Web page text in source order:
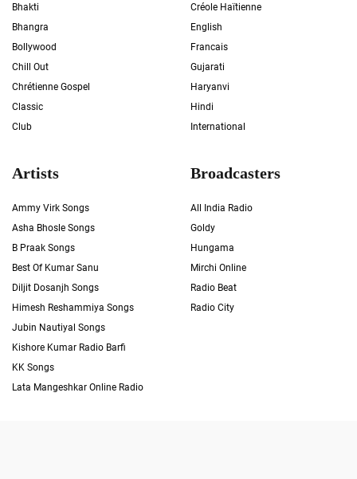
Bhakti
Bhangra
Bollywood
Chill Out
Chrétienne Gospel
Classic
Club
Créole Haïtienne
English
Francais
Gujarati
Haryanvi
Hindi
International
Artists
Ammy Virk Songs
Asha Bhosle Songs
B Praak Songs
Best Of Kumar Sanu
Diljit Dosanjh Songs
Himesh Reshammiya Songs
Jubin Nautiyal Songs
Kishore Kumar Radio Barfi
KK Songs
Lata Mangeshkar Online Radio
Broadcasters
All India Radio
Goldy
Hungama
Mirchi Online
Radio Beat
Radio City